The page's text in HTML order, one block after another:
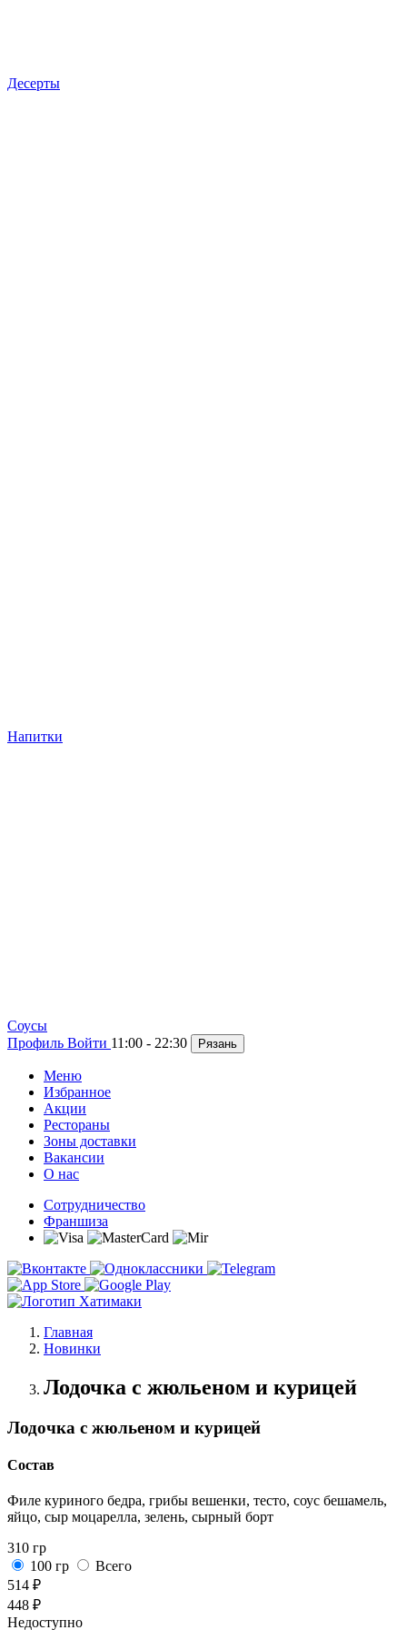
Десерты
Напитки
Cоусы
Профиль Войти 11:00 - 22:30 Рязань
Меню
Избранное
Акции
Рестораны
Зоны доставки
Вакансии
О нас
Сотрудничество
Франшиза
Главная
Новинки
Лодочка с жюльеном и курицей
Лодочка с жюльеном и курицей
Состав
Филе куриного бедра, грибы вешенки, тесто, соус бешамель,
яйцо, сыр моцарелла, зелень, сырный борт
310 гр
100 гр
Всего
514 ₽
448 ₽
Недоступно